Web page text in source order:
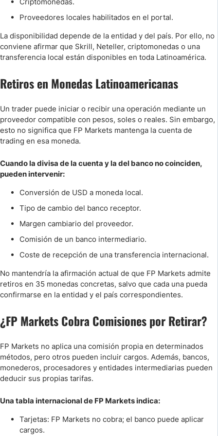
Proveedores locales habilitados en el portal.
La disponibilidad depende de la entidad y del país. Por ello, no
conviene afirmar que Skrill, Neteller, criptomonedas o una
transferencia local están disponibles en toda Latinoamérica.
Retiros en Monedas Latinoamericanas
Un trader puede iniciar o recibir una operación mediante un
proveedor compatible con pesos, soles o reales. Sin embargo,
esto no significa que FP Markets mantenga la cuenta de
trading en esa moneda.
Cuando la divisa de la cuenta y la del banco no coinciden,
pueden intervenir:
Conversión de USD a moneda local.
Tipo de cambio del banco receptor.
Margen cambiario del proveedor.
Comisión de un banco intermediario.
Coste de recepción de una transferencia internacional.
No mantendría la afirmación actual de que FP Markets admite
retiros en 35 monedas concretas, salvo que cada una pueda
confirmarse en la entidad y el país correspondientes.
¿FP Markets Cobra Comisiones por Retirar?
FP Markets no aplica una comisión propia en determinados
métodos, pero otros pueden incluir cargos. Además, bancos,
monederos, procesadores y entidades intermediarias pueden
deducir sus propias tarifas.
Una tabla internacional de FP Markets indica:
Tarjetas: FP Markets no cobra; el banco puede aplicar
cargos.